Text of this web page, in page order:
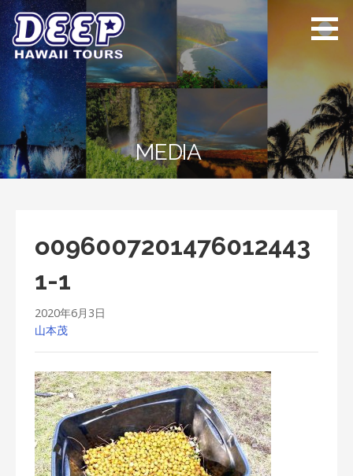
Skip
to
content
ディープ ハワイ
ツアーズ
ハワイ島のプライベー
トツアー
MEDIA
o096007201476012443
1-1
2020年6月3日
山本茂